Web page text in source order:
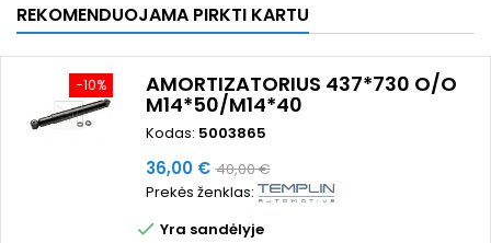
REKOMENDUOJAMA PIRKTI KARTU
−10% AMORTIZATORIUS 437*730 O/O
M14*50/M14*40
Kodas: 5003865
Kaina
36,00 € Bazinė
kaina
40,00 €
Prekės ženklas:
 Yra sandėlyje